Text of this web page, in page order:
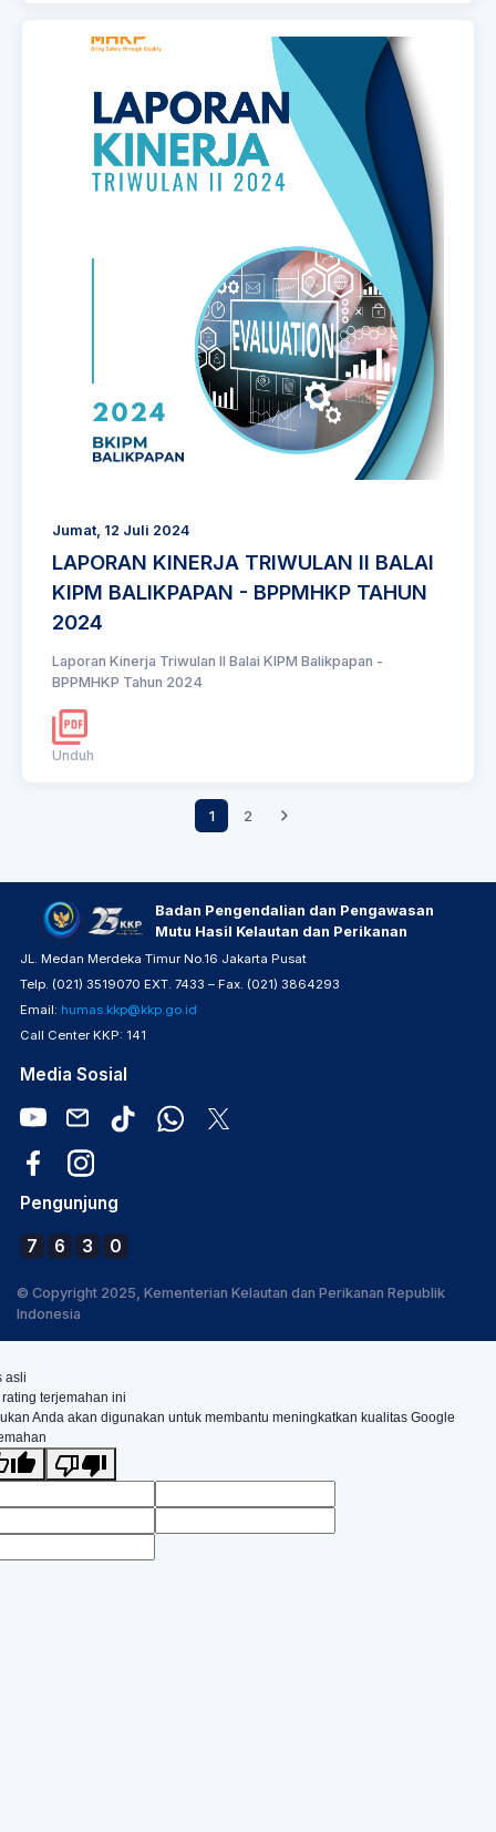
Jumat, 12 Juli 2024
LAPORAN KINERJA TRIWULAN II BALAI
KIPM BALIKPAPAN - BPPMHKP TAHUN
2024
Laporan Kinerja Triwulan II Balai KIPM Balikpapan -
BPPMHKP Tahun 2024
Unduh
1 2
Badan Pengendalian dan Pengawasan
Mutu Hasil Kelautan dan Perikanan
JL. Medan Merdeka Timur No.16 Jakarta Pusat
Telp. (021) 3519070 EXT. 7433 – Fax. (021) 3864293
Email: humas.kkp@kkp.go.id
Call Center KKP: 141
Media Sosial
Pengunjung
7 6 3 0
© Copyright 2025, Kementerian Kelautan dan Perikanan Republik
Indonesia
asli
terjemahan ini
Anda akan digunakan untuk membantu meningkatkan kualitas Google